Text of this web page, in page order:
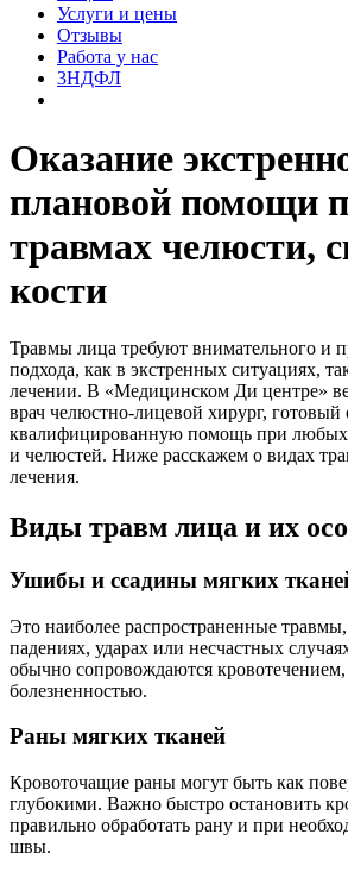
Услуги и цены
Отзывы
Работа у нас
3НДФЛ
Оказание
плановой помощи
травмах челюсти,
кости
Травмы лица требуют внимательного и
подхода, как в экстренных ситуациях,
лечении. В «Медицинском Ди центре»
врач челюстно-лицевой хирург, готовый
квалифицированную помощь при любых
и челюстей. Ниже расскажем о видах
лечения.
Виды травм лица и их
Ушибы и ссадины мягких
Это наиболее распространенные
падениях, ударах или несчастных
обычно сопровождаются
болезненностью.
Раны мягких тканей
Кровоточащие раны могут быть как
глубокими. Важно быстро остановить
правильно обработать рану и при
швы.